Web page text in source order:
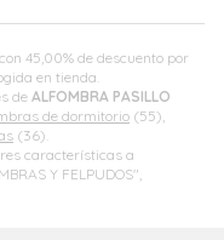
con 45,00% de descuento por
en tienda.
deALFOMBRA PASILLO
de dormitorio (55),
(36).
características a
Y FELPUDOS",